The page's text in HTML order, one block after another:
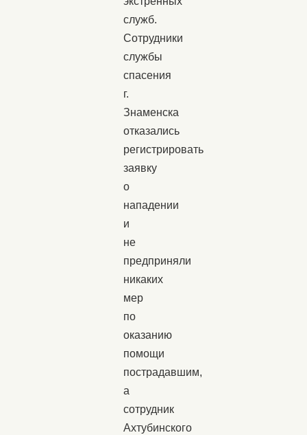
служб.
Сотрудники
службы
спасения
г.
Знаменска
отказались
регистрировать
заявку
о
нападении
и
не
предприняли
никаких
мер
по
оказанию
помощи
пострадавшим,
а
сотрудник
Ахтубинского